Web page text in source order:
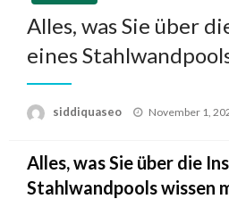
Alles, was Sie über
eines
siddiquaseo
Posted
November 1,
Alles, was Sie über die
Stahlwandpools wissen